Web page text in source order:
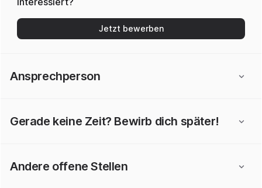
Jetzt bewerben
Ansprechperson
Gerade keine Zeit? Bewirb dich später!
Andere offene Stellen